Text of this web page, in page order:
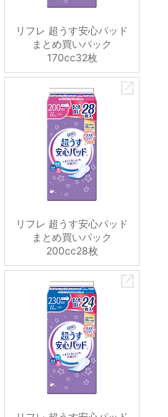
リフレ 超うす安心パッド
まとめ買いパック
170cc32枚
リフレ 超うす安心パッド
まとめ買いパック
200cc28枚